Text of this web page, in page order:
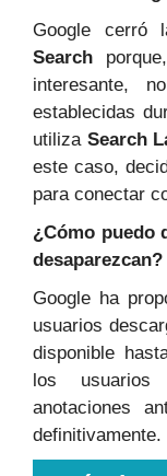
Google cerró
Search
interesante,
establecidas
utiliza Search
este caso,
para conectar
¿Cómo puedo
desaparezcan?
Google ha
usuarios
disponible
los
anotaciones
definitivamente.